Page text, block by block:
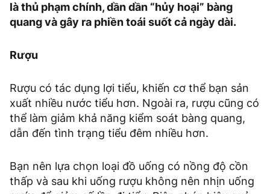
là thủ phạm chính, dần dần “hủy hoại” bàng
quang và gây ra phiền toái suốt cả ngày dài.
Rượu
Rượu có tác dụng lợi tiểu, khiến cơ thể bạn sản
xuất nhiều nước tiểu hơn. Ngoài ra, rượu cũng có
thể làm giảm khả năng kiểm soát bàng quang,
dẫn đến tình trạng tiểu đêm nhiều hơn.
Bạn nên lựa chọn loại đồ uống có nồng độ cồn
thấp và sau khi uống rượu không nên nhịn uống